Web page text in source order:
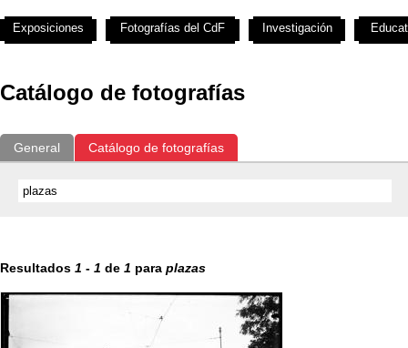
Catálogo de fotografías
General Catálogo de fotografías
Resultados 1 - 1 de 1 para plazas
Exposiciones Fotografías del CdF Investigación